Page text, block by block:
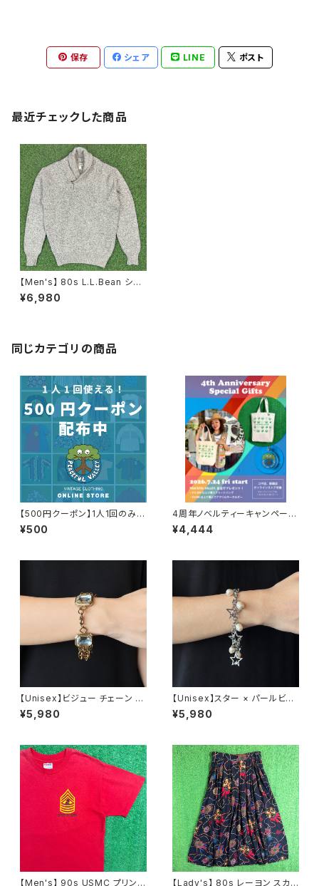
保存 シェア LINE ポスト
最近チェックした商品
【Men's】 80s L.L.Bean ショ
ールカラー ニット セーター / M
ade In USA アメリカ製 エルエ
¥6,980
同じカテゴリの商品
【500円クーポン】1人1回のみご
利用可能！
¥500
4周年ノベルティーキャンペーン
開催中！
¥4,444
【Unisex】ビジュー チェーン ブ
レスレット / 古着 アクセサリー
N0737
¥5,980
【Unisex】スター × パールビー
ズ チャーム チェーン ブレスレッ
ト / 古着 アクセサリー N1109
¥5,980
【Men's】 90s USMC プリント
【Lady's】 80s レーヨン スカ